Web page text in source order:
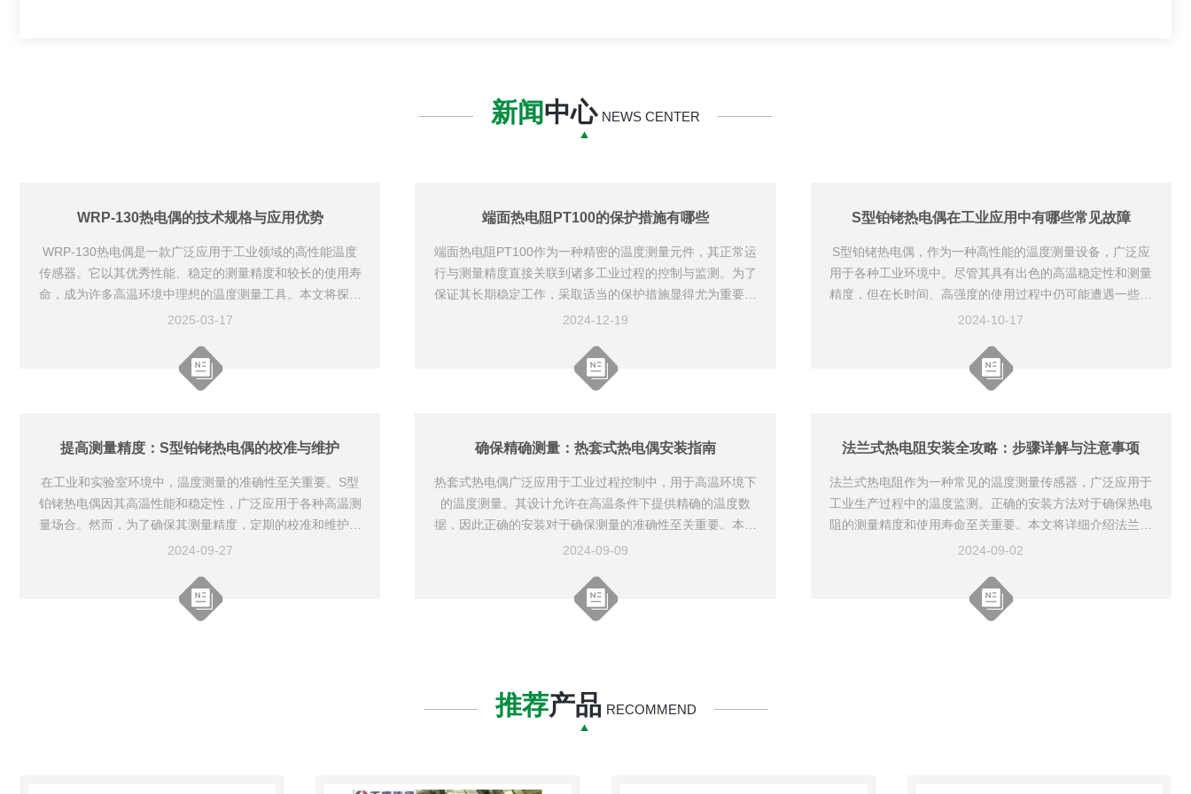
新闻中心 NEWS CENTER
WRP-130热电偶的技术规格与应用优势
WRP-130热电偶是一款广泛应用于工业领域的高性能温度
传感器。它以其优秀性能、稳定的测量精度和较长的使用寿
命，成为许多高温环境中理想的温度测量工具。本文将探讨
WRP-130热电偶的技术规格和应用优势。一、WRP-130热
tRh）合金，常见的类型包括K型、S型和R型热电偶。每种
类型适应不同的温度范围和测量精度。2.温度测量范围：W
2025-03-17
端面热电阻PT100的保护措施有哪些
端面热电阻PT100作为一种精密的温度测量元件，其正常运
行与测量精度直接关联到诸多工业过程的控制与监测。为了
保证其长期稳定工作，采取适当的保护措施显得尤为重要。
以下是一些关于如何保护端面热电阻PT100免受损害的关键
IP65或更高，防止灰尘和水汽侵入，影响测量精度和内部电
路。-防腐蚀：如果工作介质或周围环境有腐蚀性，采用不
2024-12-19
S型铂铑热电偶在工业应用中有哪些常见故障
S型铂铑热电偶，作为一种高性能的温度测量设备，广泛应
用于各种工业环境中。尽管其具有出色的高温稳定性和测量
精度，但在长时间、高强度的使用过程中仍可能遭遇一些故
障。以下是一些S型铂铑热电偶的常见故障类型及其可能的
热电偶材料逐渐老化，从而影响热电特性，造成测量值偏
差。-补偿导线问题：如果使用的补偿导线与热电偶不匹
冷端温度补偿，...
2024-10-17
提高测量精度：S型铂铑热电偶的校准与维护
在工业和实验室环境中，温度测量的准确性至关重要。S型
铂铑热电偶因其高温性能和稳定性，广泛应用于各种高温测
量场合。然而，为了确保其测量精度，定期的校准和维护是
少不了的。S型铂铑热电偶由90%的铂和10%的铑组成，适
应，即温度差引起的电动势（EMF）。S型热电偶具有良好
的线性响应和长期稳定性，适合高精度的温度测量。一、校
2024-09-27
确保精确测量：热套式热电偶安装指南
热套式热电偶广泛应用于工业过程控制中，用于高温环境下
的温度测量。其设计允许在高温条件下提供精确的温度数
据，因此正确的安装对于确保测量的准确性至关重要。本文
将详细介绍热套式热电偶的安装指南，帮助您优化温度测量
选择适合您的应用环境和测量范围的热套式热电偶。根据测
量温度范围、材料兼容性和精度要求选择合适的型号。例
2024-09-09
法兰式热电阻安装全攻略：步骤详解与注意事项
法兰式热电阻作为一种常见的温度测量传感器，广泛应用于
工业生产过程中的温度监测。正确的安装方法对于确保热电
阻的测量精度和使用寿命至关重要。本文将详细介绍法兰式
热电阻的安装步骤及注意事项，助您轻松完成安装。一、安
常用工具。2.材料检查：检查热电阻型号、规格是否符合设
计要求，以及是否有损坏。3.环境检查：确保安装现场环境
2024-09-02
推荐产品 RECOMMEND